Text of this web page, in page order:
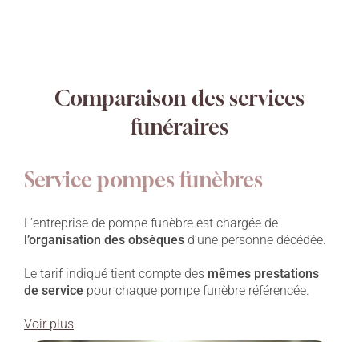
Comparaison des services
funéraires
Service pompes funèbres
L’entreprise de pompe funèbre est chargée de
l’organisation des obsèques d’une personne décédée.
Le tarif indiqué tient compte des mêmes prestations
de service pour chaque pompe funèbre référencée.
Voir plus